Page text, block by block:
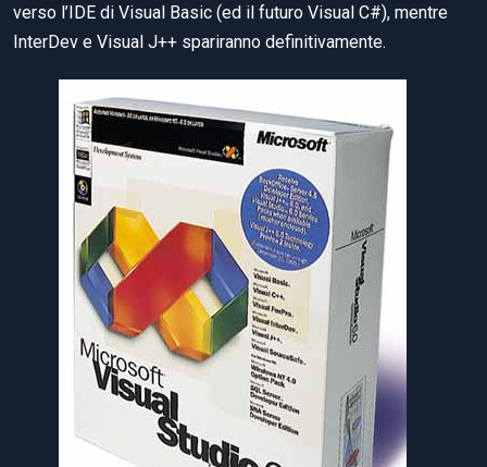
verso l’IDE di Visual Basic (ed il futuro Visual C#), mentre
InterDev e Visual J++ spariranno definitivamente.